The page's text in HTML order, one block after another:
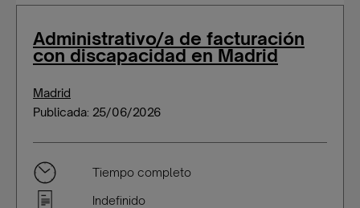
Administrativo/a de facturación
con discapacidad en Madrid
Madrid
Publicada: 25/06/2026
Tiempo completo
Indefinido